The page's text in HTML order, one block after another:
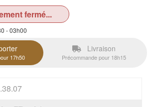
fermé...
- 03h00
17h50
Livraison
Précommande pour 18h15